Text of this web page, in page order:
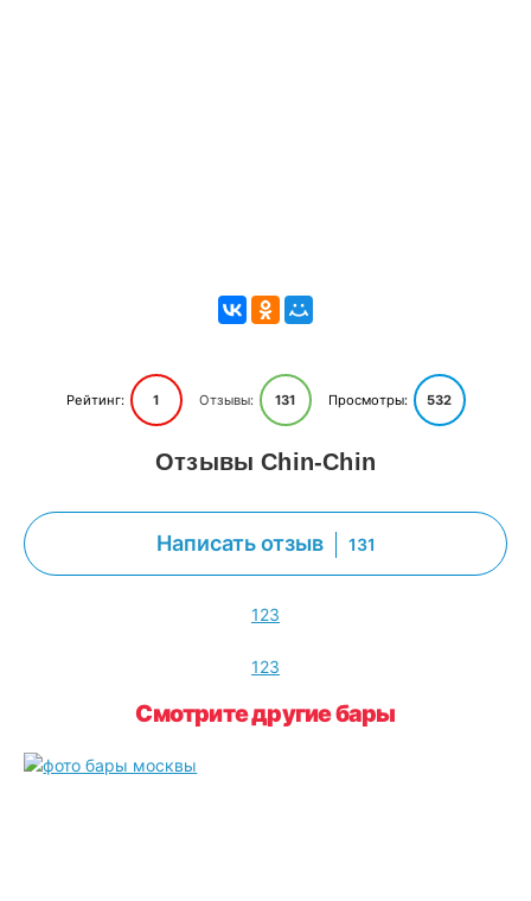
Рейтинг: 1 Отзывы: 131 Просмотры: 532
Отзывы Chin-Chin
Написать отзыв 131
123
123
Смотрите другие бары